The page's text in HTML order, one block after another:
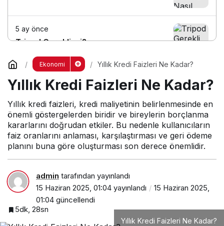
5 ay önce
Tripod Gerekli mi?
5 ay önce
Net Fotoğraf Nasıl Çekilir?
Ekonomi Yıllık Kredi Faizleri Ne Kadar?
Yıllık Kredi Faizleri Ne Kadar?
Yıllık kredi faizleri, kredi maliyetinin belirlenmesinde en
önemli göstergelerden biridir ve bireylerin borçlanma
kararlarını doğrudan etkiler. Bu nedenle kullanıcıların
faiz oranlarını anlaması, karşılaştırması ve geri ödeme
planını buna göre oluşturması son derece önemlidir.
admin tarafından yayınlandı
15 Haziran 2025, 01:04 yayınlandı
15 Haziran 2025,
01:04 güncellendi
5dk, 28sn
Yıllık Kredi Faizleri Ne Kadar?